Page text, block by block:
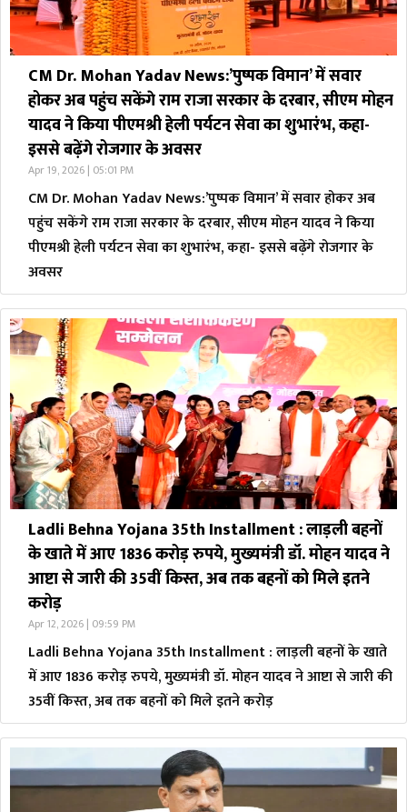
CM Dr. Mohan Yadav News:’पुष्पक विमान’ में सवार
होकर अब पहुंच सकेंगे राम राजा सरकार के दरबार, सीएम मोहन
यादव ने किया पीएमश्री हेली पर्यटन सेवा का शुभारंभ, कहा-
इससे बढ़ेंगे रोजगार के अवसर
Apr 19, 2026 | 05:01 PM
CM Dr. Mohan Yadav News:’पुष्पक विमान’ में सवार होकर अब
पहुंच सकेंगे राम राजा सरकार के दरबार, सीएम मोहन यादव ने किया
पीएमश्री हेली पर्यटन सेवा का शुभारंभ, कहा- इससे बढ़ेंगे रोजगार के
अवसर
Ladli Behna Yojana 35th Installment : लाड़ली बहनों
के खाते में आए 1836 करोड़ रुपये, मुख्यमंत्री डॉ. मोहन यादव ने
आष्टा से जारी की 35वीं किस्त, अब तक बहनों को मिले इतने
करोड़
Apr 12, 2026 | 09:59 PM
Ladli Behna Yojana 35th Installment : लाड़ली बहनों के खाते
में आए 1836 करोड़ रुपये, मुख्यमंत्री डॉ. मोहन यादव ने आष्टा से जारी की
35वीं किस्त, अब तक बहनों को मिले इतने करोड़